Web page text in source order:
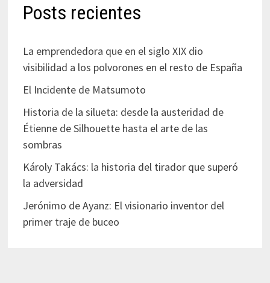
Posts recientes
La emprendedora que en el siglo XIX dio
visibilidad a los polvorones en el resto de España
El Incidente de Matsumoto
Historia de la silueta: desde la austeridad de
Étienne de Silhouette hasta el arte de las
sombras
Károly Takács: la historia del tirador que superó
la adversidad
Jerónimo de Ayanz: El visionario inventor del
primer traje de buceo